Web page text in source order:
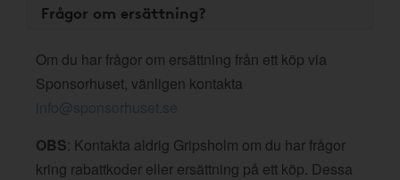
Frågor om ersättning?
Om du har frågor om ersättning från ett köp via
Sponsorhuset, vänligen kontakta
info@sponsorhuset.se
OBS: Kontakta aldrig Gripsholm om du har frågor
kring rabattkoder eller ersättning på ett köp. Dessa